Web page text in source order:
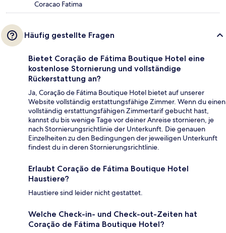
Coracao Fatima
Häufig gestellte Fragen
Bietet Coração de Fátima Boutique Hotel eine
kostenlose Stornierung und vollständige
Rückerstattung an?
Ja, Coração de Fátima Boutique Hotel bietet auf unserer
Website vollständig erstattungsfähige Zimmer. Wenn du einen
vollständig erstattungsfähigen Zimmertarif gebucht hast,
kannst du bis wenige Tage vor deiner Anreise stornieren, je
nach Stornierungsrichtlinie der Unterkunft. Die genauen
Einzelheiten zu den Bedingungen der jeweiligen Unterkunft
findest du in deren Stornierungsrichtlinie.
Erlaubt Coração de Fátima Boutique Hotel
Haustiere?
Haustiere sind leider nicht gestattet.
Welche Check-in- und Check-out-Zeiten hat
Coração de Fátima Boutique Hotel?